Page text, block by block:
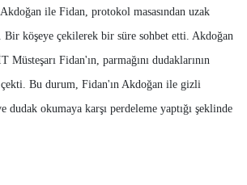
ile Fidan, protokol masasından uzak
Bir köşeye çekilerek bir süre sohbet etti. Akdoğan
Müsteşarı Fidan'ın, parmağını dudaklarının
çekti. Bu durum, Fidan'ın Akdoğan ile gizli
dudak okumaya karşı perdeleme yaptığı şeklinde